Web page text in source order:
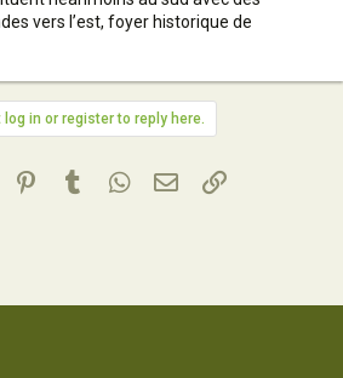
vers l’est, foyer historique de
log in or register to reply here.
PinterestTumblrWhatsApp
Email Lien